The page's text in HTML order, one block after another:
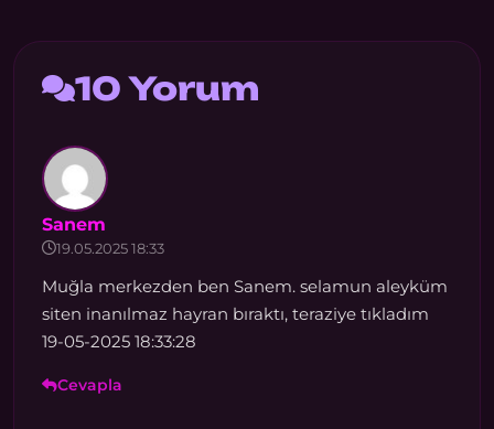
10 Yorum
Sanem
19.05.2025 18:33
Muğla merkezden ben Sanem. selamun aleyküm
siten inanılmaz hayran bıraktı, teraziye tıkladım
19-05-2025 18:33:28
Cevapla